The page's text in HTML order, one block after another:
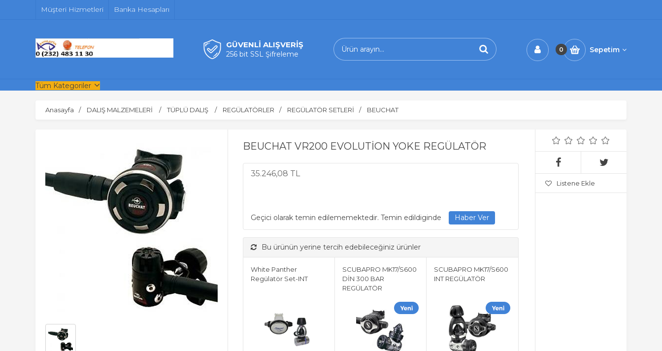
Müşteri Hizmetleri Banka Hesapları
GÜVENLİ ALIŞVERİŞ
256 bit SSL Şifreleme
0 Sepetim
Tüm Kategoriler
Anasayfa DALIŞ MALZEMELERİ TÜPLÜ DALIŞ REGÜLATÖRLER REGÜLATÖR SETLERİ BEUCHAT
BEUCHAT VR200 EVOLUTİON YOKE REGÜLATÖR
35.246,08 TL
Geçici olarak temin edilememektedir. Temin edildiginde
Bu ürünün yerine tercih edebileceğiniz ürünler
White Panther
Regülatör Set-INT
SCUBAPRO MK17/S600
DİN 300 BAR
REGÜLATÖR
SCUBAPRO MK17/S600
INT REGÜLATÖR
Listene Ekle